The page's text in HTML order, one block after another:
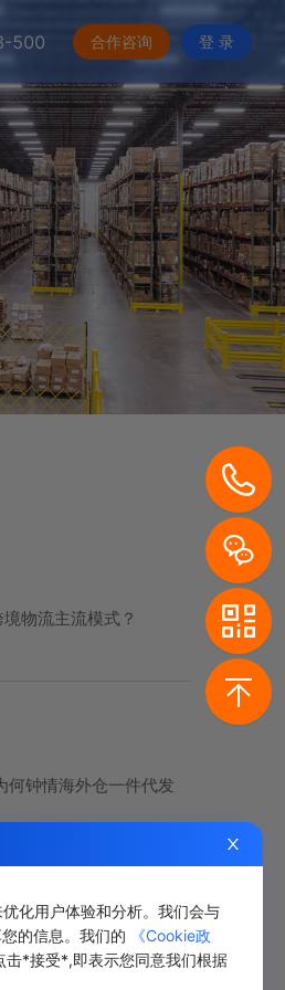
化用户体验和分析。我们会与
的信息。我们的
《Cookie政
击*接受*,即表示您同意我们根据
500 合作咨询 登 录
物流主流模式？
何钟情海外仓一件代发